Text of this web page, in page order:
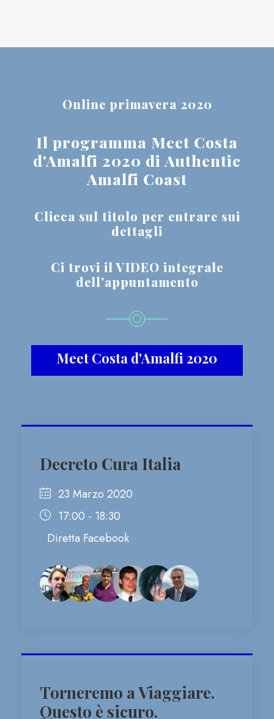
Online primavera 2020
Il programma Meet Costa
d'Amalfi 2020 di Authentic
Amalfi Coast
Clicca sul titolo per entrare sui
dettagli
Ci trovi il VIDEO integrale
dell'appuntamento
Meet Costa d'Amalfi 2020
Decreto Cura Italia
23 Marzo 2020
17:00 - 18:30
Diretta Facebook
Torneremo a Viaggiare.
Questo è sicuro.